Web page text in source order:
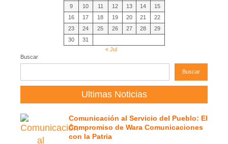
9
10 11 12 13 14
15
16
17 18 19 20 21
22
23
24 25 26 27 28
29
30
31
« Jul
Buscar
Buscar
Ultimas Noticias
Comunicación al Servicio del Pueblo: El
Compromiso de Wara Comunicaciones
con la Patria